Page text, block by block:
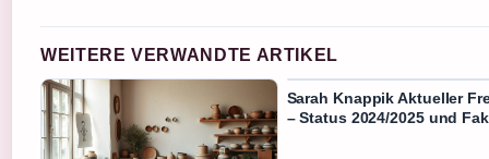
WEITERE VERWANDTE ARTIKEL
Sarah Knappik Aktueller
– Status 2024/2025 und